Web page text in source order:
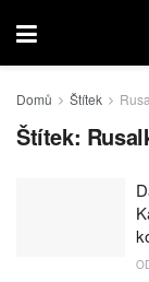
Domů Štítek
Štítek: